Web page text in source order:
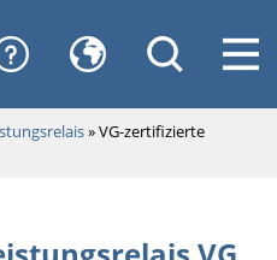
»VG-zertifizierte